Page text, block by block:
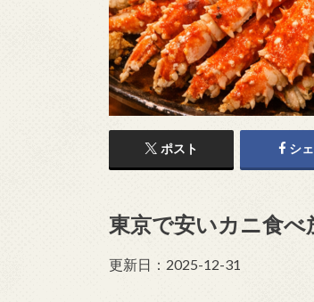
ポスト シ
東京で安いカニ食
更新日：2025-12-31